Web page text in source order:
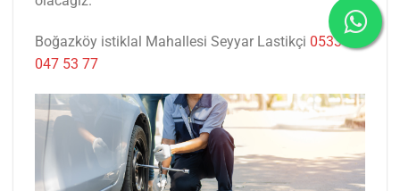
Boğazköy istiklal Mahallesi Seyyar Lastikçi 0533
047 53 77